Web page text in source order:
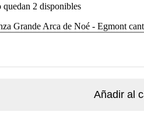
quedan 2 disponibles
Grande Arca de Noé - Egmont
Añadir al